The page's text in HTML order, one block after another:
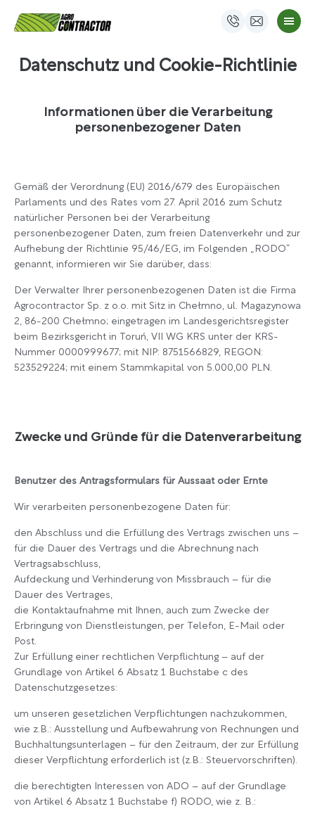
Datenschutz und Cookie-Richtlinie
Informationen über die Verarbeitung
personenbezogener Daten
Gemäß der Verordnung (EU) 2016/679 des Europäischen
Parlaments und des Rates vom 27. April 2016 zum Schutz
natürlicher Personen bei der Verarbeitung
personenbezogener Daten, zum freien Datenverkehr und zur
Aufhebung der Richtlinie 95/46/EG, im Folgenden „RODO“
genannt, informieren wir Sie darüber, dass:
Der Verwalter Ihrer personenbezogenen Daten ist die Firma
Agrocontractor Sp. z o.o. mit Sitz in Chełmno, ul. Magazynowa
2, 86-200 Chełmno; eingetragen im Landesgerichtsregister
beim Bezirksgericht in Toruń, VII WG KRS unter der KRS-
Nummer 0000999677; mit NIP: 8751566829, REGON:
523529224; mit einem Stammkapital von 5.000,00 PLN.
Zwecke und Gründe für die Datenverarbeitung
Benutzer des Antragsformulars für Aussaat oder Ernte
Wir verarbeiten personenbezogene Daten für:
den Abschluss und die Erfüllung des Vertrags zwischen uns –
für die Dauer des Vertrags und die Abrechnung nach
Vertragsabschluss,
Aufdeckung und Verhinderung von Missbrauch – für die
Dauer des Vertrages,
die Kontaktaufnahme mit Ihnen, auch zum Zwecke der
Erbringung von Dienstleistungen, per Telefon, E-Mail oder
Post.
Zur Erfüllung einer rechtlichen Verpflichtung – auf der
Grundlage von Artikel 6 Absatz 1 Buchstabe c des
Datenschutzgesetzes:
um unseren gesetzlichen Verpflichtungen nachzukommen,
wie z.B.: Ausstellung und Aufbewahrung von Rechnungen und
Buchhaltungsunterlagen – für den Zeitraum, der zur Erfüllung
dieser Verpflichtung erforderlich ist (z.B.: Steuervorschriften).
die berechtigten Interessen von ADO – auf der Grundlage
von Artikel 6 Absatz 1 Buchstabe f) RODO, wie z. B.: